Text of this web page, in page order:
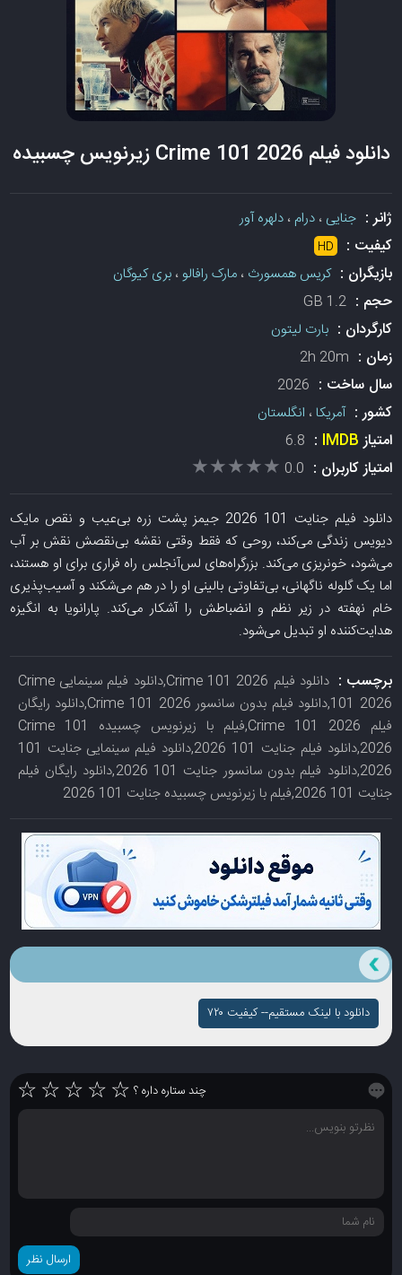
دانلود فیلم Crime 101 2026 زیرنویس چسبیده
ژانر :جنایی ،درام ،دلهره آور
کیفیت : HD
بازیگران :کریس همسورث ،مارک رافالو،بری کیوگان
حجم :1.2 GB
کارگردان :بارت لیتون
زمان : 2h 20m
سال ساخت : 2026
کشور :آمریکا، انگلستان
امتیازIMDB
:
6.8
امتیاز کاربران : 0.0
★★★★★
★★★★★
دانلود فیلم جنایت 101 2026 جیمز پشت زره بی‌عیب و نقص مایک
دیویس زندگی می‌کند، روحی که فقط وقتی نقشه بی‌نقصش نقش بر آب
می‌شود، خونریزی می‌کند. بزرگراه‌های لس‌آنجلس راه فراری برای او هستند،
اما یک گلوله ناگهانی، بی‌تفاوتی بالینی او را در هم می‌شکند و آسیب‌پذیری
خام نهفته در زیر نظم و انضباطش را آشکار می‌کند. پارانویا به انگیزه
هدایت‌کننده او تبدیل می‌شود.
برچسب :
دانلود فیلم Crime 101 2026,دانلود فیلم سینمایی Crime
101 2026,دانلود فیلم بدون سانسور Crime 101 2026,دانلود رایگان
فیلم Crime 101 2026,فیلم با زیرنویس چسبیده Crime 101
2026,دانلود فیلم جنایت 101 2026,دانلود فیلم سینمایی جنایت 101
2026,دانلود فیلم بدون سانسور جنایت 101 2026,دانلود رایگان فیلم
جنایت 101 2026,فیلم با زیرنویس چسبیده جنایت 101 2026
دانلود با لینک مستقیم-- کیفیت ۷۲۰
چند ستاره داره ؟ ☆
☆
☆
☆
☆